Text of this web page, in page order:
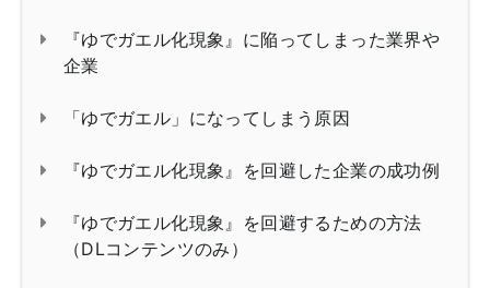
『ゆでガエル化現象』に陥ってしまった業界や
企業
「ゆでガエル」になってしまう原因
『ゆでガエル化現象』を回避した企業の成功例
『ゆでガエル化現象』を回避するための方法
（DLコンテンツのみ）